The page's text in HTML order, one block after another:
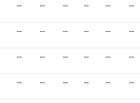
-- -- -- -- -- --
-- -- -- -- -- --
-- -- -- -- -- --
-- -- -- -- -- --